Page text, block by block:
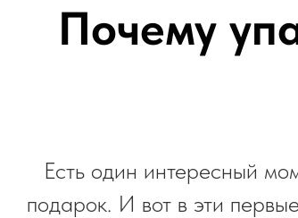
Почему
Есть один интересный
подарок. И вот в эти